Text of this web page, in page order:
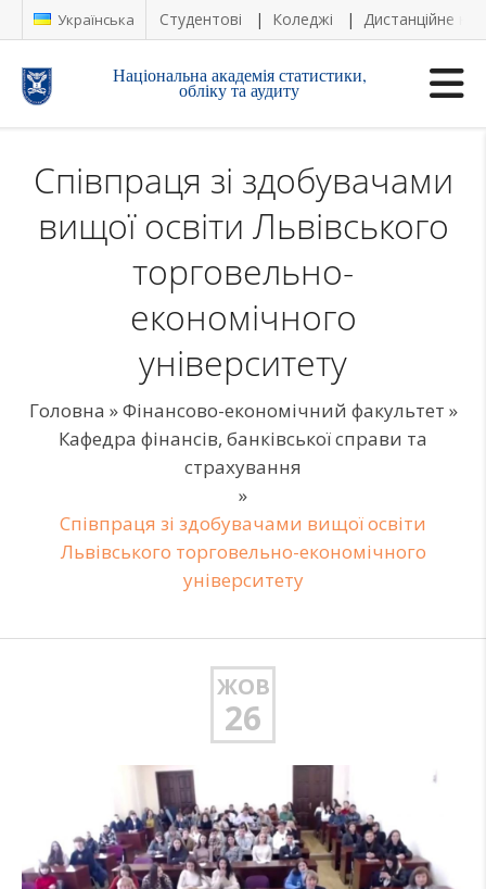
Українська Студентові Коледжі Дистанційне
Національна академія статистики,
обліку та аудиту
Співпраця зі здобувачами
вищої освіти Львівського
торговельно-
економічного
університету
Головна »Фінансово-економічний факультет »
Кафедра фінансів, банківської справи та
страхування
»
Співпраця зі здобувачами вищої освіти
Львівського торговельно-економічного
університету
ЖОВ
26